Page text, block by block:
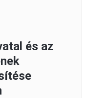
és az